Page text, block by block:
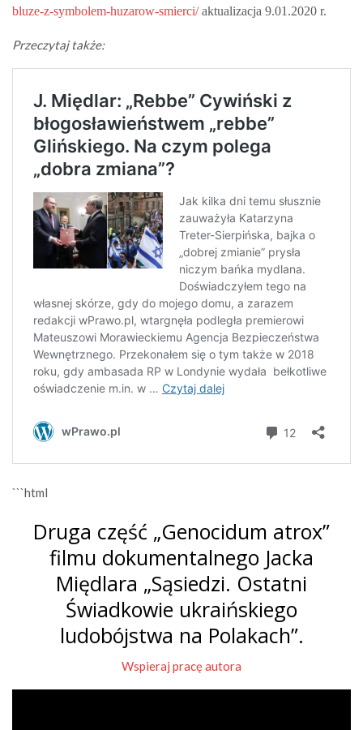
bluze-z-symbolem-huzarow-smierci/aktualizacja 9.01.2020 r.
Przeczytaj także:
```html
Druga część „Genocidum atrox”
filmu dokumentalnego Jacka
Międlara „Sąsiedzi. Ostatni
Świadkowie ukraińskiego
ludobójstwa na Polakach”.
Wspieraj pracę autora